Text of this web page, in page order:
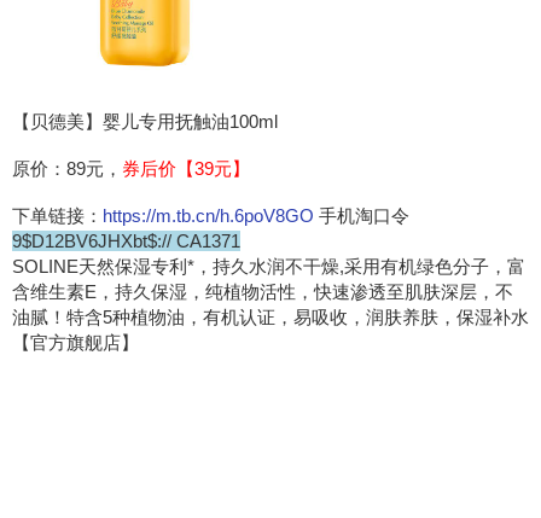
【贝德美】婴儿专用抚触油100ml
原价：89元， 券后价【39元】
下单链接： https://m.tb.cn/h.6poV8GO 手机淘口令
9$D12BV6JHXbt$:// CA1371
SOLINE天然保湿专利*，持久水润不干燥,采用有机绿色分子，富
含维生素E，持久保湿，纯植物活性，快速渗透至肌肤深层，不
油腻！特含5种植物油，有机认证，易吸收，润肤养肤，保湿补水
【官方旗舰店】